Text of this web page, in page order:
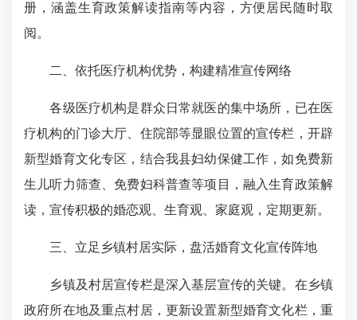
册，涵盖生育政策解读指南等内容，方便居民随时取
阅。​
二、依托医疗机构优势，构建精准宣传网络​
各级医疗机构是群众日常就医的集中场所，已在医
疗机构的门诊大厅、住院部等显眼位置的宣传栏，开辟
新型婚育文化专区，结合我县妇幼保健工作，如免费新
生儿听力筛查、免费妇科普查等项目，融入生育政策解
读，宣传积极的婚恋观、生育观、家庭观，定期更新。
三、立足乡镇村居实际，盘活婚育文化宣传阵地​
乡镇及村居宣传栏是深入基层宣传的关键。在乡镇
政府所在地及重点村居，更新设置新型婚育文化栏，重